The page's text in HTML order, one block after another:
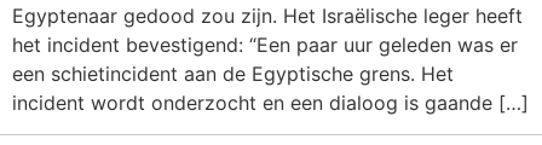
Egyptenaar gedood zou zijn. Het Israëlische leger heeft
het incident bevestigend: “Een paar uur geleden was er
een schietincident aan de Egyptische grens. Het
incident wordt onderzocht en een dialoog is gaande […]